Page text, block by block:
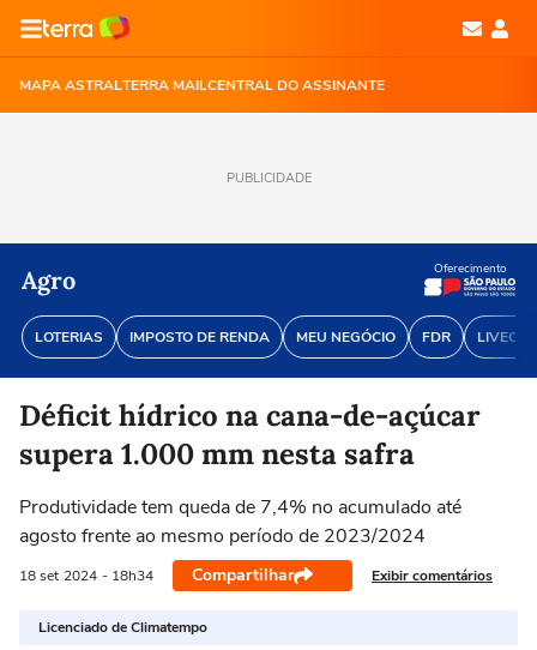
MAPA ASTRALTERRA MAILCENTRAL DO ASSINANTE
PUBLICIDADE
Agro
LOTERIAS IMPOSTO DE RENDA MEU NEGÓCIO FDR
Oferecimento
Déficit hídrico na cana-de-açúcar
supera 1.000 mm nesta safra
Produtividade tem queda de 7,4% no acumulado até
agosto frente ao mesmo período de 2023/2024
18 set 2024 - 18h34 Compartilhar Exibir comentários
Licenciado de Climatempo